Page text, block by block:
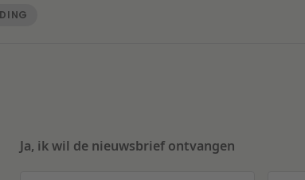
Ja, ik wil de nieuwsbrief ontvangen